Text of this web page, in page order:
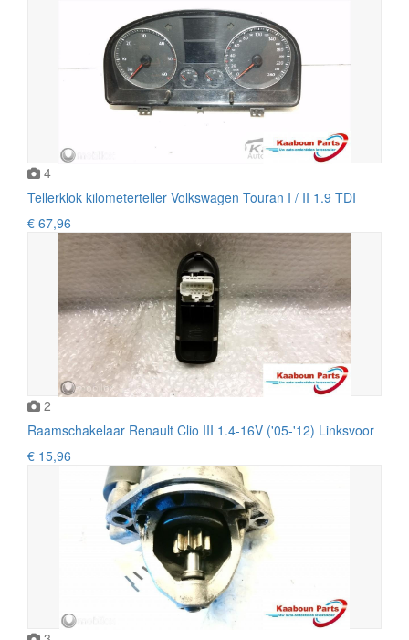
4
Tellerklok kilometerteller Volkswagen Touran I / II 1.9 TDI
€ 67,96
2
Raamschakelaar Renault Clio III 1.4-16V ('05-'12) Linksvoor
€ 15,96